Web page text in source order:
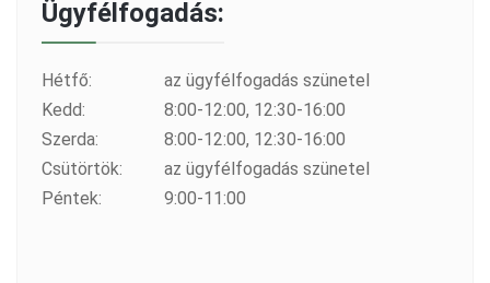
Ügyfélfogadás:
Hétfő:
az ügyfélfogadás szünetel
Kedd:
8:00-12:00, 12:30-16:00
Szerda:
8:00-12:00, 12:30-16:00
Csütörtök:
az ügyfélfogadás szünetel
Péntek:
9:00-11:00